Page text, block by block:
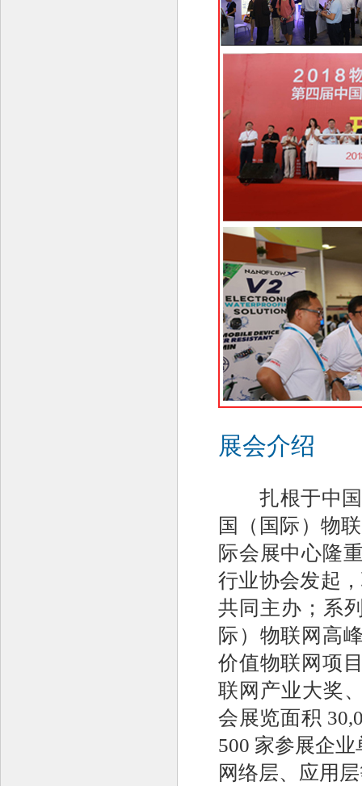
展会介绍
扎根于中国
国（国际）物
际会展中心隆
行业协会发起
共同主办；系
际）物联网高
价值物联网项
联网产业大奖
会展览面积
500 家参展企
网络层、应用